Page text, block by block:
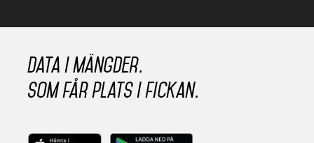
Data i mängder.
Som får plats i fickan.